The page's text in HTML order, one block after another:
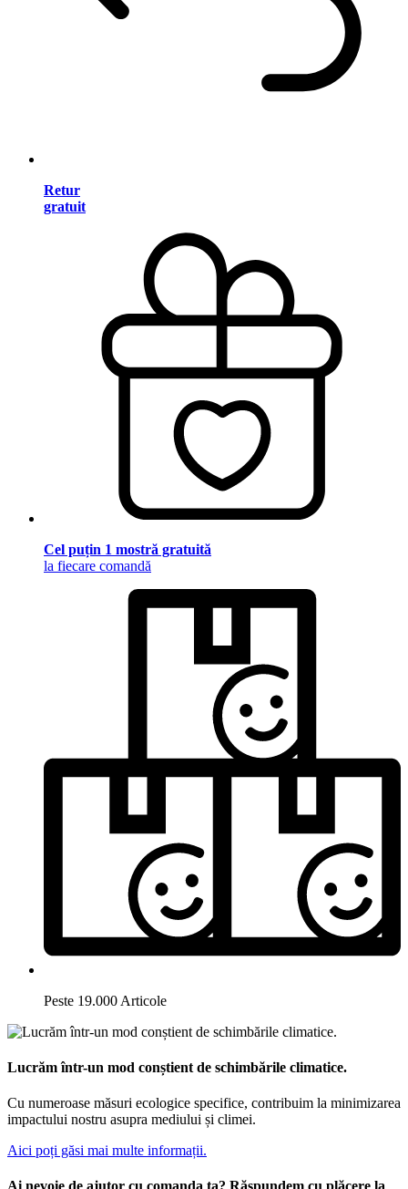
Retur
gratuit
Cel puțin 1 mostră gratuită
la fiecare comandă
Peste 19.000 Articole
Lucrăm într-un mod conștient de schimbările climatice.
Cu numeroase măsuri ecologice specifice, contribuim la minimizarea
impactului nostru asupra mediului și climei.
Aici poți găsi mai multe informații.